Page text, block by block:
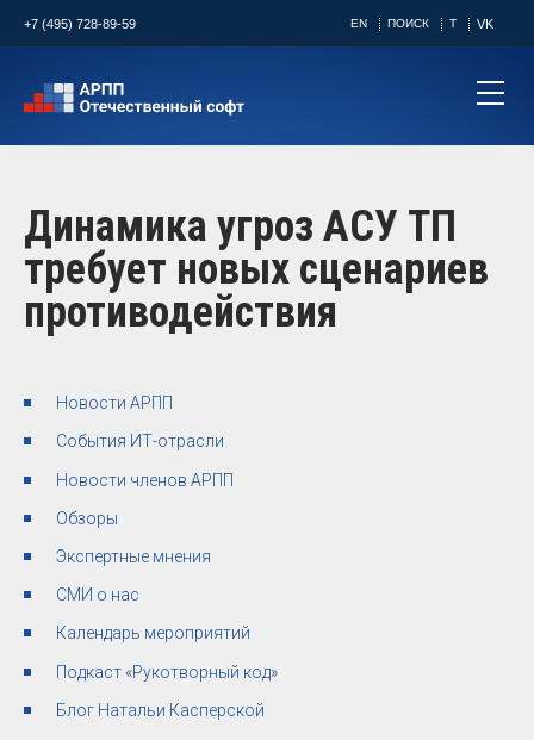
+7 (495) 728-89-59 EN ПОИСК T VK
Динамика угроз АСУ ТП
требует новых сценариев
противодействия
Новости АРПП
События ИТ-отрасли
Новости членов АРПП
Обзоры
Экспертные мнения
СМИ о нас
Календарь мероприятий
Подкаст «Рукотворный код»
Блог Натальи Касперской